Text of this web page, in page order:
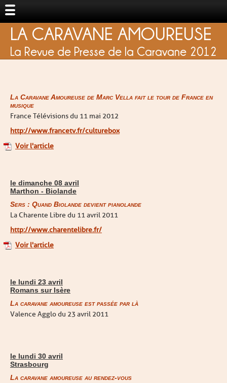
LA CARAVANE AMOUREUSE
La Revue de Presse de la Caravane 2012
La Caravane Amoureuse de Marc Vella fait le tour de France en
musique
France Télévisions du 11 mai 2012
http://www.francetv.fr/culturebox
Voir l'article
le dimanche 08 avril
Marthon - Biolande
Sers : Quand Biolande devient pianolande
La Charente Libre du 11 avril 2011
http://www.charentelibre.fr/
Voir l'article
le lundi 23 avril
Romans sur Isère
La caravane amoureuse est passée par là
Valence Agglo du 23 avril 2011
le lundi 30 avril
Strasbourg
La caravane amoureuse au rendez-vous